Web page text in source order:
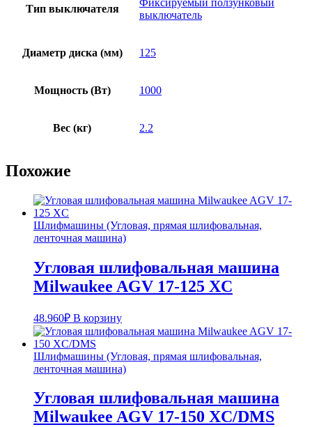
Тип выключателя
Фиксируемый ползунковый
выключатель
Диаметр диска (мм) 125
Мощность (Вт) 1000
Вес (кг) 2.2
Похожие
Шлифмашины (Угловая, прямая шлифовальная,
ленточная машина)
Угловая шлифовальная машина
Milwaukee AGV 17-125 XC
48.960₽ В корзину
Шлифмашины (Угловая, прямая шлифовальная,
ленточная машина)
Угловая шлифовальная машина
Milwaukee AGV 17-150 XC/DMS